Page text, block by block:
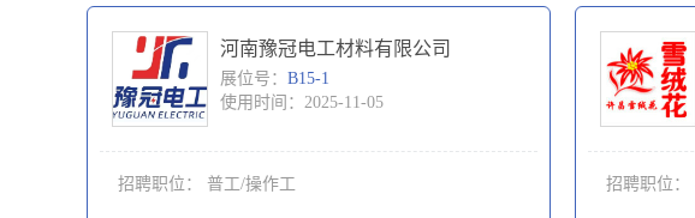
河南豫冠电工材料有限公司
展位号： B15-1
使用时间：2025-11-05
招聘职位： 普工/操作工 招聘职位：